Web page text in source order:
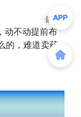
回复
动不动提前布
的，难道卖药